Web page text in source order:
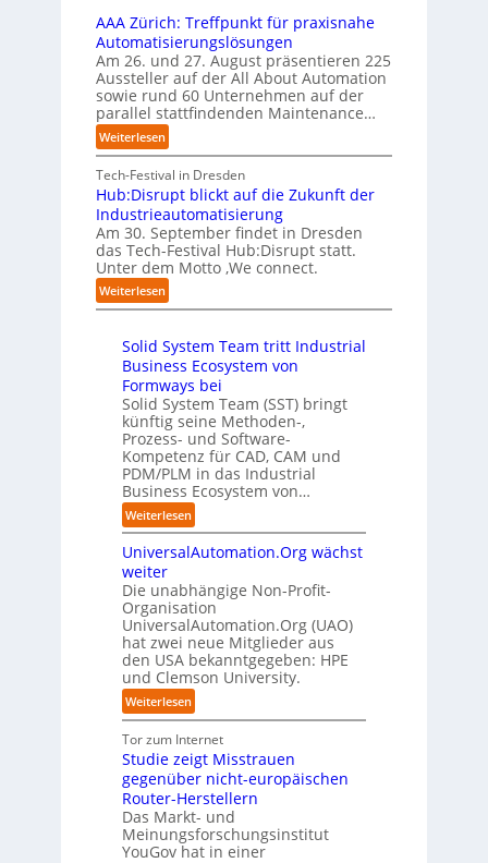
l
d
u
n
g
s
t
e
l
l
e
n
b
i
b
e
n
u
n
b
e
s
t
z
r
u
n
g
a
n
“
t
e
t
B
i
e
t
e
r
v
e
r
f
a
h
r
e
f
ü
r
d
e
n
G
i
g
a
f
a
c
t
o
r
y
-
A
u
s
b
a
u
t
S
t
e
f
a
n
S
h
w
a
b
z
u
m
C
-
C
E
O
t
e
r
n
e
h
m
e
n
w
o
l
l
e
n
R
h
e
n
z
e
n
t
r
e
n
n
D
e
u
t
s
c
h
l
a
n
d
AAA Zürich: Treffpunkt für praxisnahe
Automatisierungslösungen
Am 26. und 27. August präsentieren 225
Aussteller auf der All About Automation
sowie rund 60 Unternehmen auf der
parallel stattfindenden Maintenance…
Weiterlesen:
A
A
A
Z
ü
r
i
c
h
T
r
e
f
f
p
u
n
k
t
f
r
p
r
a
x
i
s
n
a
e
A
u
t
o
m
a
Tech-Festival in Dresden
Hub:Disrupt blickt auf die Zukunft der
Industrieautomatisierung
Am 30. September findet in Dresden
das Tech-Festival Hub:Disrupt statt.
Unter dem Motto ‚We connect.
Weiterlesen:
H
b
:
D
i
s
r
u
p
t
b
l
i
c
k
t
a
u
f
d
i
e
Z
u
k
u
n
f
t
Solid System Team tritt Industrial
Business Ecosystem von
Formways bei
Solid System Team (SST) bringt
künftig seine Methoden-,
Prozess- und Software-
Kompetenz für CAD, CAM und
PDM/PLM in das Industrial
Business Ecosystem von…
Weiterlesen:
S
o
i
d
S
y
s
t
e
m
T
e
a
t
r
i
UniversalAutomation.Org wächst
weiter
Die unabhängige Non-Profit-
Organisation
UniversalAutomation.Org (UAO)
hat zwei neue Mitglieder aus
den USA bekanntgegeben: HPE
und Clemson University.
Weiterlesen:
U
n
i
v
e
r
s
a
Tor zum Internet
Studie zeigt Misstrauen
gegenüber nicht-europäischen
Router-Herstellern
Das Markt- und
Meinungsforschungsinstitut
YouGov hat in einer